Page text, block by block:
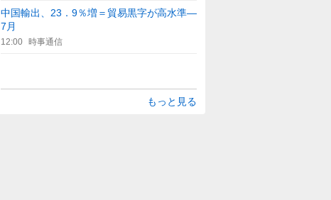
中国輸出、23．9％増＝貿易黒字が高水準―
7月
12:00 時事通信
もっと見る